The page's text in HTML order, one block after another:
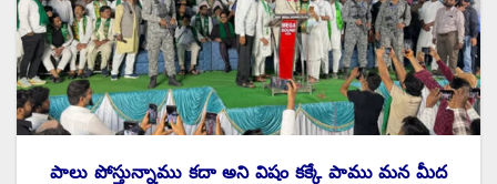
పాలు పోస్తున్నాము కదా అని విషం కక్కే పాము మన మీద